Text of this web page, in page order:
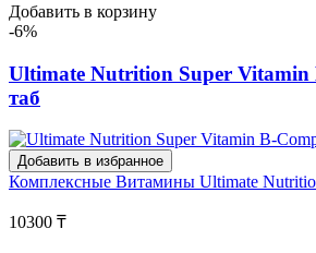
Добавить в корзину
-6%
Ultimate Nutrition Super Vitamin
таб
Добавить в избранное
Комплексные Витамины Ultimate
10300 ₸